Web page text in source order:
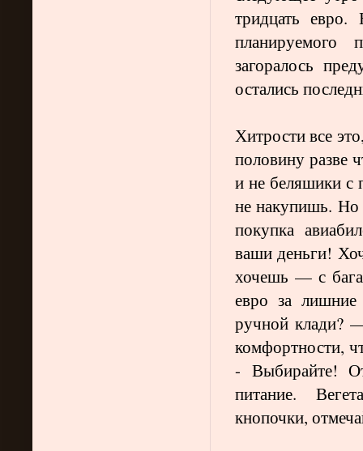
тридцать
планируемого
загоралось
остались
Хитрости все
половину разве
и не беляшики с
не накупишь. Но
покупка
ваши деньги!
хочешь — с
евро за
ручной клади?
комфортности,
- Выбирайте!
питание.
кнопочки,